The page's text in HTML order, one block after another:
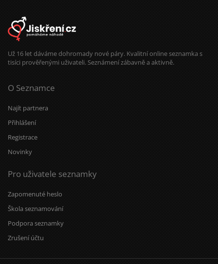
Už 16 let dáváme dohromady nové páry. Kvalitní online seznamka s
tisíci prověřenými uživateli. Seznámení zábavně a aktivně.
O Seznamce
Najít partnera
Přihlášení
Registrace
Novinky
Pro uživatele seznamky
Zapomenuté heslo
Škola seznamování
Podpora seznamky
Zrušení účtu